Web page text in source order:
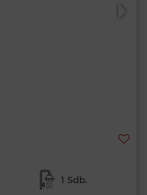
1 Sdb.